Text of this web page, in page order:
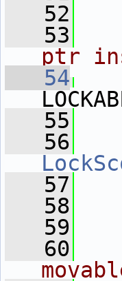
   52
   53
ptr
   54
   55
   56
   57
   58
   59
   60